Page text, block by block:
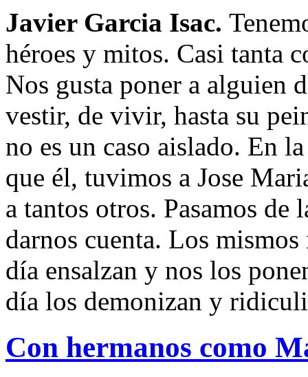
Javier Garcia Isac.
héroes y mitos. Casi tanta
Nos gusta poner a alguien
vestir, de vivir, hasta su
no es un caso aislado. En
que él, tuvimos a Jose
a tantos otros. Pasamos
darnos cuenta. Los
día ensalzan y nos los
día los demonizan y
Con hermanos como